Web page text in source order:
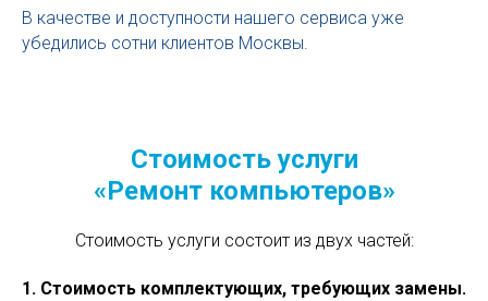
В качестве и доступности нашего сервиса уже
убедились сотни клиентов Москвы.
Стоимость услуги
«Ремонт компьютеров»
Стоимость услуги состоит из двух частей:
1. Стоимость комплектующих, требующих замены.